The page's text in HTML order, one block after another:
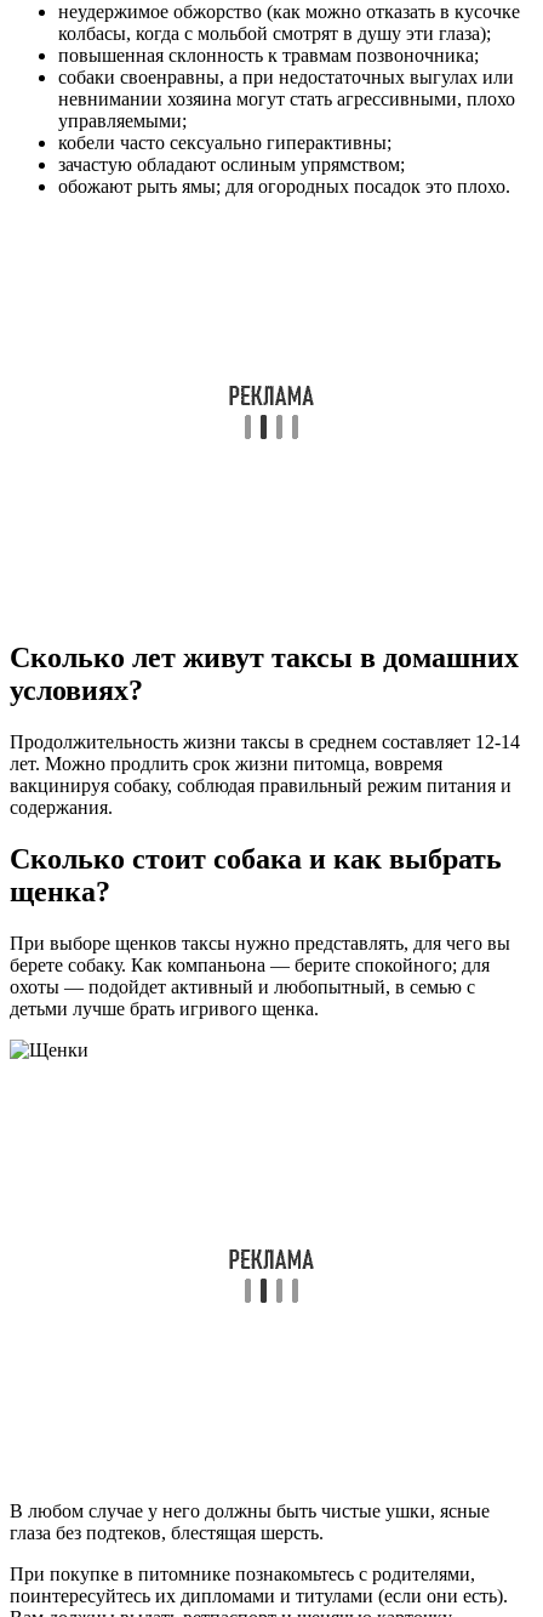
неудержимое обжорство (как можно отказать в кусочке
колбасы, когда с мольбой смотрят в душу эти глаза);
повышенная склонность к травмам позвоночника;
собаки своенравны, а при недостаточных выгулах или
невнимании хозяина могут стать агрессивными, плохо
управляемыми;
кобели часто сексуально гиперактивны;
зачастую обладают ослиным упрямством;
обожают рыть ямы; для огородных посадок это плохо.
Сколько лет живут таксы в домашних
условиях?
Продолжительность жизни таксы в среднем составляет 12-14
лет. Можно продлить срок жизни питомца, вовремя
вакцинируя собаку, соблюдая правильный режим питания и
содержания.
Сколько стоит собака и как выбрать
щенка?
При выборе щенков таксы нужно представлять, для чего вы
берете собаку. Как компаньона — берите спокойного; для
охоты — подойдет активный и любопытный, в семью с
детьми лучше брать игривого щенка.
В любом случае у него должны быть чистые ушки, ясные
глаза без подтеков, блестящая шерсть.
При покупке в питомнике познакомьтесь с родителями,
поинтересуйтесь их дипломами и титулами (если они есть).